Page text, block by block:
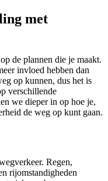
met
de plannen die je maakt.
invloed hebben dan
op kunnen, dus het is
verschillende
we dieper in op hoe je,
de weg op kunt gaan.
Regen,
rijomstandigheden